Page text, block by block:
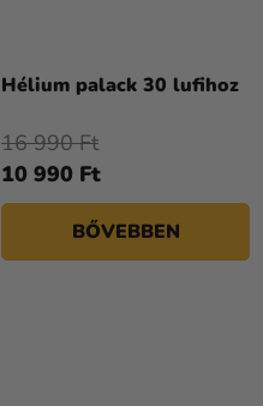
Hélium palack 30 lufihoz
termék
4,3
csillag.
10 990 Ft
16 990 Ft
BŐVEBBEN